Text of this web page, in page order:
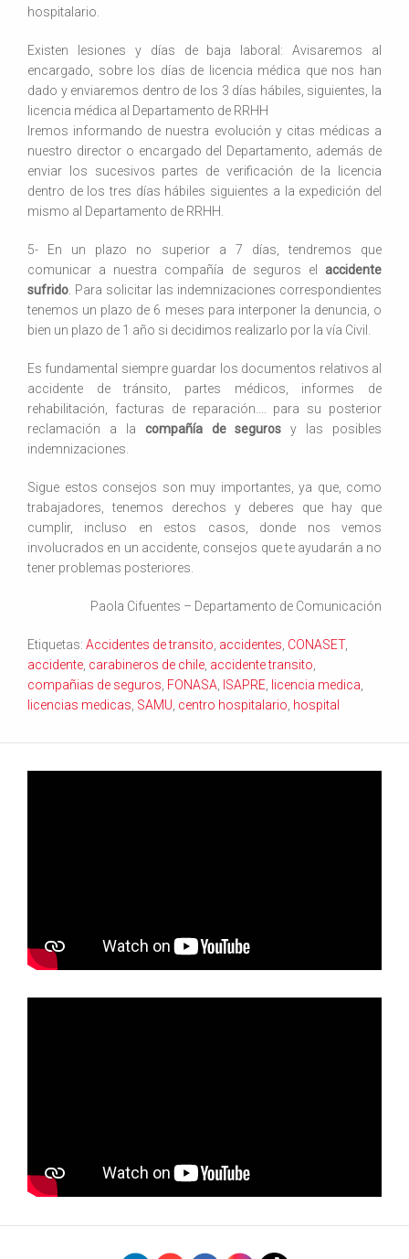
hospitalario.
Existen lesiones y días de baja laboral: Avisaremos al
encargado, sobre los días de licencia médica que nos han
dado y enviaremos dentro de los 3 días hábiles, siguientes, la
licencia médica al Departamento de RRHH
Iremos informando de nuestra evolución y citas médicas a
nuestro director o encargado del Departamento, además de
enviar los sucesivos partes de verificación de la licencia
dentro de los tres días hábiles siguientes a la expedición del
mismo al Departamento de RRHH.
5- En un plazo no superior a 7 días, tendremos que
comunicar a nuestra compañía de seguros el accidente
sufrido . Para solicitar las indemnizaciones correspondientes
tenemos un plazo de 6 meses para interponer la denuncia, o
bien un plazo de 1 año si decidimos realizarlo por la vía Civil.
Es fundamental siempre guardar los documentos relativos al
accidente de tránsito, partes médicos, informes de
rehabilitación, facturas de reparación.... para su posterior
reclamación a la compañía de seguros y las posibles
indemnizaciones.
Sigue estos consejos son muy importantes, ya que, como
trabajadores, tenemos derechos y deberes que hay que
cumplir, incluso en estos casos, donde nos vemos
involucrados en un accidente, consejos que te ayudarán a no
tener problemas posteriores.
Paola Cifuentes – Departamento de Comunicación
Etiquetas: Accidentes de transito accidentes CONASET,
accidente carabineros de chile accidente transito
compañias de seguros FONASA ISAPRE licencia medica
licencias medicas SAMU centro hospitalario hospital